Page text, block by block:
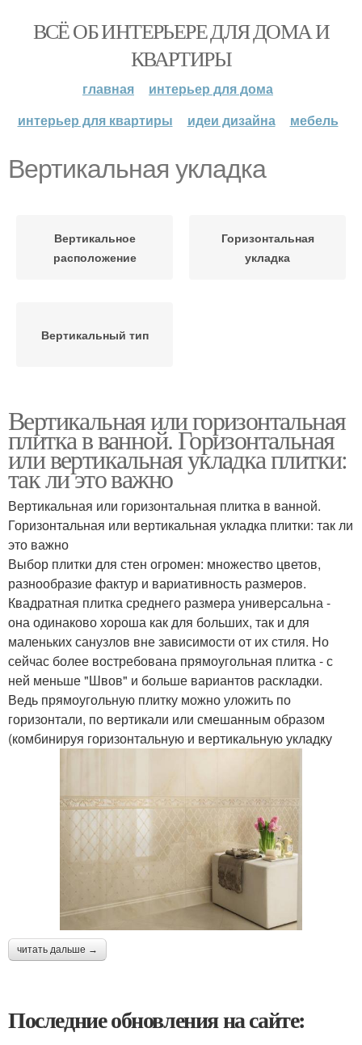
ВСЁ ОБ ИНТЕРЬЕРЕ ДЛЯ ДОМА И
КВАРТИРЫ
главная
интерьер для дома
интерьер для квартиры
идеи дизайна мебель
Вертикальная укладка
Вертикальное
расположение
Горизонтальная
укладка
Вертикальный тип
Вертикальная или горизонтальная
плитка в ванной. Горизонтальная
или вертикальная укладка плитки:
так ли это важно
Вертикальная или горизонтальная плитка в ванной.
Горизонтальная или вертикальная укладка плитки: так ли
это важно
Выбор плитки для стен огромен: множество цветов,
разнообразие фактур и вариативность размеров.
Квадратная плитка среднего размера универсальна -
она одинаково хороша как для больших, так и для
маленьких санузлов вне зависимости от их стиля. Но
сейчас более востребована прямоугольная плитка - с
ней меньше "Швов" и больше вариантов раскладки.
Ведь прямоугольную плитку можно уложить по
горизонтали, по вертикали или смешанным образом
(комбинируя горизонтальную и вертикальную укладку
читать дальше →
Последние обновления на сайте: